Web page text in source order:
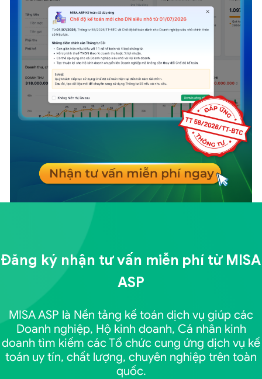
Đăng ký nhận tư vấn miễn phí từ MISA
ASP
MISA ASP là Nền tảng kế toán dịch vụ giúp các
Doanh nghiệp, Hộ kinh doanh, Cá nhân kinh
doanh tìm kiếm các Tổ chức cung ứng dịch vụ kế
toán uy tín, chất lượng, chuyên nghiệp trên toàn
quốc.